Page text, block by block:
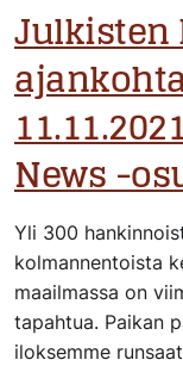
News -
Yli 300
kolmannentoista
maailmassa on
tapahtua. Paikan
iloksemme